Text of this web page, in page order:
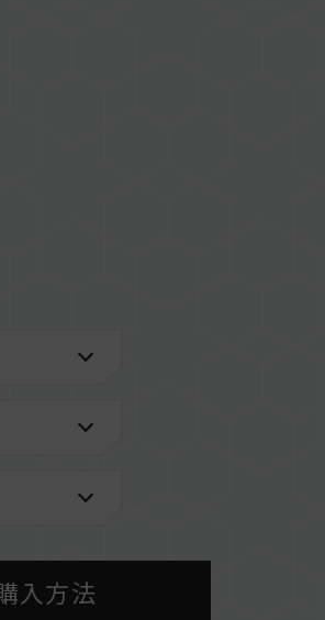
プリケーションをサポー
入方法